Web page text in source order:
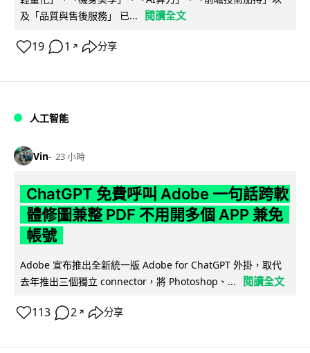
及「品質與售後服務」 已...
閱讀全文
19 1 ↗ 分享
人工智能
Vin 23 小時
ChatGPT 免費呼叫 Adobe 一句話跨軟
體修圖兼整 PDF 不用開多個 APP 兼免
帳號
Adobe 宣布推出全新統一版 Adobe for ChatGPT 外掛，取代
去年推出三個獨立 connector，將 Photoshop、...
閱讀全文
113 2 ↗ 分享